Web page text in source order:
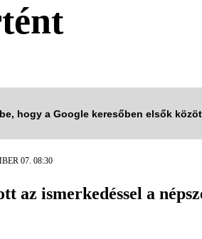
hogy a Google keresőben elsők
07. 08:30
az ismerkedéssel a